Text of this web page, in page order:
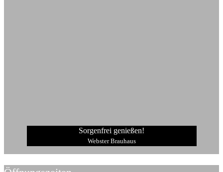
Sorgenfrei genießen!
Webster Brauhaus